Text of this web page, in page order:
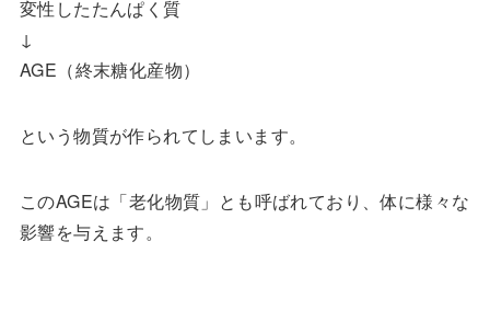
変性したたんぱく質
↓
AGE（終末糖化産物）
という物質が作られてしまいます。
このAGEは「老化物質」とも呼ばれており、体に様々な
影響を与えます。